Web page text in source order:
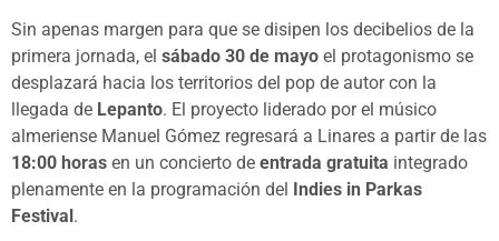
Sin apenas margen para que se disipen los decibelios de la
primera jornada, el sábado 30 de mayo el protagonismo se
desplazará hacia los territorios del pop de autor con la
llegada de Lepanto. El proyecto liderado por el músico
almeriense Manuel Gómez regresará a Linares a partir de las
18:00 horas en un concierto de entrada gratuita integrado
plenamente en la programación del Indies in Parkas
Festival.